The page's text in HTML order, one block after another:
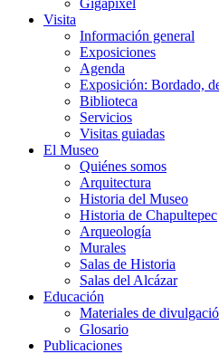
Gigapixel
Visita
Información general
Exposiciones
Agenda
Exposición: Bordado,
Biblioteca
Servicios
Visitas guiadas
El Museo
Quiénes somos
Arquitectura
Historia del Museo
Historia de Chapultepec
Arqueología
Murales
Salas de Historia
Salas del Alcázar
Educación
Materiales de
Glosario
Publicaciones